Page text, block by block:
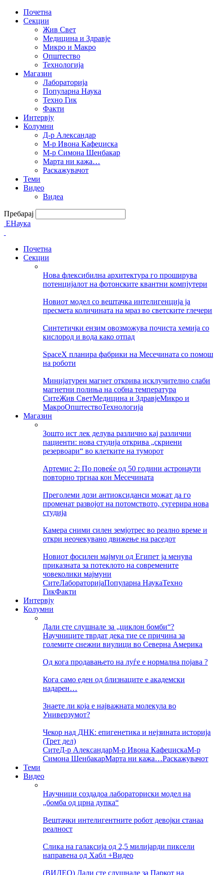
Почетна
Секции
Жив Свет
Медицина и Здравје
Микро и Макро
Општество
Технологија
Магазин
Лабораторија
Популарна Наука
Техно Гик
Факти
Интервју
Колумни
Д-р Александар
М-р Ивона Кафеџиска
М-р Симона Шенбакар
Марта ни кажа…
Раскажувачот
Теми
Видео
Видеа
Пребарај
ЕНаука
Почетна
Секции
Нова флексибилна архитектура го проширува
потенцијалот на фотонските квантни компјутери
Новиот модел со вештачка интелигенција ја
пресмета количината на мраз во светските глечери
Синтетички ензим овозможува почиста хемија со
кислород и вода како отпад
SpaceX планира фабрики на Месечината со помош
на роботи
Минијатурен магнет открива исклучително слаби
магнетни полиња на собна температура
СитеЖив СветМедицина и ЗдравјеМикро и
МакроОпштествоТехнологија
Магазин
Зошто ист лек делува различно кај различни
пациенти: нова студија открива „скриени
резервоари“ во клетките на туморот
Артемис 2: По повеќе од 50 години астронаути
повторно тргнаа кон Месечината
Преголеми дози антиоксиданси можат да го
променат развојот на потомството, сугерира нова
студија
Камера сними силен земјотрес во реално време и
откри неочекувано движење на раседот
Новиот фосилен мајмун од Египет ја менува
приказната за потеклото на современите
човеколики мајмуни
СитеЛабораторијаПопуларна НаукаТехно
ГикФакти
Интервју
Колумни
Дали сте слушнале за „циклон бомби“?
Научниците тврдат дека тие се причина за
големите снежни виулици во Северна Америка
Од кога продавањето на луѓе е нормална појава ?
Кога само еден од близнаците е академски
надарен…
Знаете ли која е најважната молекула во
Универзумот?
Чекор над ДНК: епигенетика и нејзината историја
(Трет дел)
СитеД-р АлександарМ-р Ивона КафеџискаМ-р
Симона ШенбакарМарта ни кажа…Раскажувачот
Теми
Видео
Научници создадоа лабораториски модел на
„бомба од црна дупка“
Вештачки интелигентните робот девојки станаа
реалност
Слика на галаксија од 2,5 милијарди пиксели
направена од Хабл +Видео
(ВИДЕО) Дали сте слушнале за Паркот на